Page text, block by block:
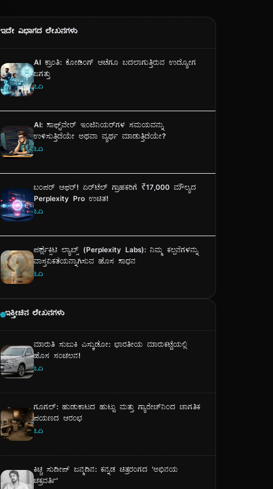
ಇದೇ ವಿಭಾಗದ ಲೇಖನಗಳು
AI ಕ್ರಾಂತಿ: ಕೋಡಿಂಗ್ ಆಚೆಗೂ ಬದಲಾಗುತ್ತಿರುವ ಉದ್ಯೋಗ
ಜಗತ್ತು
ಓದಿ
AI: ಸಾಫ್ಟ್‌ವೇರ್ ಇಂಜಿನಿಯರ್‌ಗಳ ಸಮಯವನ್ನು
ಉಳಿಸುತ್ತಿದೆಯೇ ಅಥವಾ ವ್ಯರ್ಥ ಮಾಡುತ್ತಿದೆಯೇ?
ಓದಿ
ಬಂಪರ್ ಆಫರ್! ಏರ್‌ಟೆಲ್ ಗ್ರಾಹಕರಿಗೆ ₹17,000 ಮೌಲ್ಯದ
Perplexity Pro ಉಚಿತ!
ಓದಿ
ಪರ್ಪ್ಲೆಕ್ಸಿಟಿ ಲ್ಯಾಬ್ಸ್ (Perplexity Labs): ನಿಮ್ಮ ಕಲ್ಪನೆಗಳನ್ನು
ವಾಸ್ತವಿಕತೆಯನ್ನಾಗಿಸುವ ಹೊಸ ಸಾಧನ
ಓದಿ
ಇತ್ತೀಚಿನ ಲೇಖನಗಳು
ಮಾರುತಿ ಸುಜುಕಿ ಎಸ್ಕುಡೋ: ಭಾರತೀಯ ಮಾರುಕಟ್ಟೆಯಲ್ಲಿ
ಹೊಸ ಸಂಚಲನ!
ಓದಿ
ಗೂಗಲ್: ಹುಡುಕಾಟದ ಹುಟ್ಟು ಮತ್ತು ಗ್ಯಾರೇಜ್‌ನಿಂದ ಜಾಗತಿಕ
ಪಯಣದ ಆರಂಭ
ಓದಿ
ಕಿಚ್ಚ ಸುದೀಪ್ ಜನ್ಮದಿನ: ಕನ್ನಡ ಚಿತ್ರರಂಗದ 'ಅಭಿನಯ
ಚಕ್ರವರ್ತಿ'